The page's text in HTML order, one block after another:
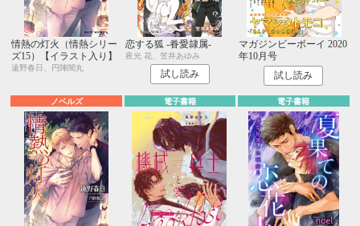
情熱の灯火（情熱シリー
ズ15）【イラスト入り】
遠野春日、円陣闇丸
恋する狐 -眷愛隷属-
夜光 花、笠井あゆみ
試し読み
マガジンビーボーイ 2020
年10月号
試し読み
ノベルズ 電子書籍 電子書籍